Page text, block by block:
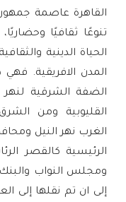
القاهرة عاصمة
تنوعًا ثقافيًا
الحياة الدينية
المدن الافريقية.
الضفة الشرقية
القليوبية ومن
الغرب نهر النيل
الرئيسية كالقصر
ومجلس النواب
إلى ان تم نقلها إلى